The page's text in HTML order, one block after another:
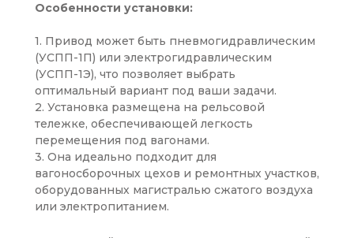
Особенности установки:
1. Привод может быть пневмогидравлическим
(УСПП-1П) или электрогидравлическим
(УСПП-1Э), что позволяет выбрать
оптимальный вариант под ваши задачи.
2. Установка размещена на рельсовой
тележке, обеспечивающей легкость
перемещения под вагонами.
3. Она идеально подходит для
вагоносборочных цехов и ремонтных участков,
оборудованных магистралью сжатого воздуха
или электропитанием.